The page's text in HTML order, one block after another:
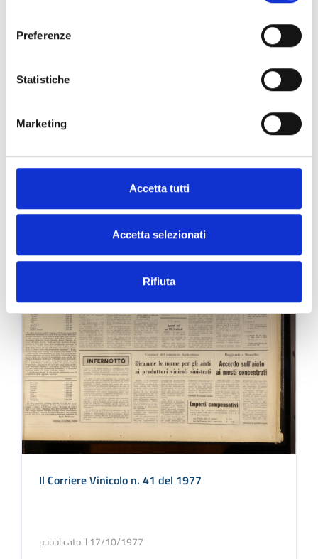
Preferenze
Statistiche
Marketing
Accetta tutti
Accetta selezionati
Rifiuta
pubblicato il 24/10/1977
Il Corriere Vinicolo n. 41 del 1977
pubblicato il 17/10/1977